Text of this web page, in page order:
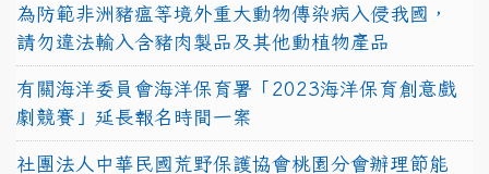
為防範非洲豬瘟等境外重大動物傳染病入侵我國，
請勿違法輸入含豬肉製品及其他動植物產品
有關海洋委員會海洋保育署「2023海洋保育創意戲
劇競賽」延長報名時間一案
社團法人中華民國荒野保護協會桃園分會辦理節能